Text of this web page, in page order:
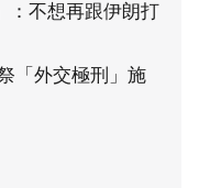
：不想再跟伊朗打
「外交極刑」施